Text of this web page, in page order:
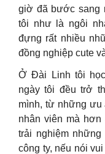
giờ đã bước sang
tôi như là ngôi
đựng rất nhiều
đồng nghiệp cute
Ở Đài Linh tôi
ngày tôi đều trở
mình, từ những ưu
nhân viên mà
trải nghiệm
công ty, nếu nói